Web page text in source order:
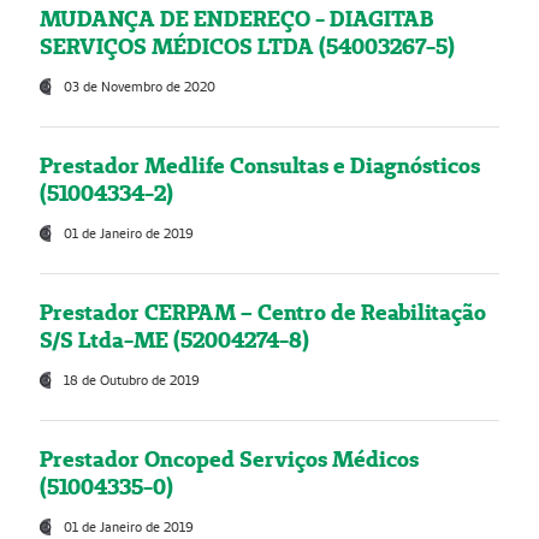
MUDANÇA DE ENDEREÇO - DIAGITAB
SERVIÇOS MÉDICOS LTDA (54003267-5)
03 de Novembro de 2020
Prestador Medlife Consultas e Diagnósticos
(51004334-2)
01 de Janeiro de 2019
Prestador CERPAM – Centro de Reabilitação
S/S Ltda-ME (52004274-8)
18 de Outubro de 2019
Prestador Oncoped Serviços Médicos
(51004335-0)
01 de Janeiro de 2019